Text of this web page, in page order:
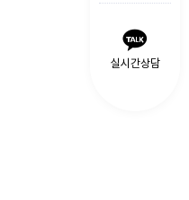
실시간상담